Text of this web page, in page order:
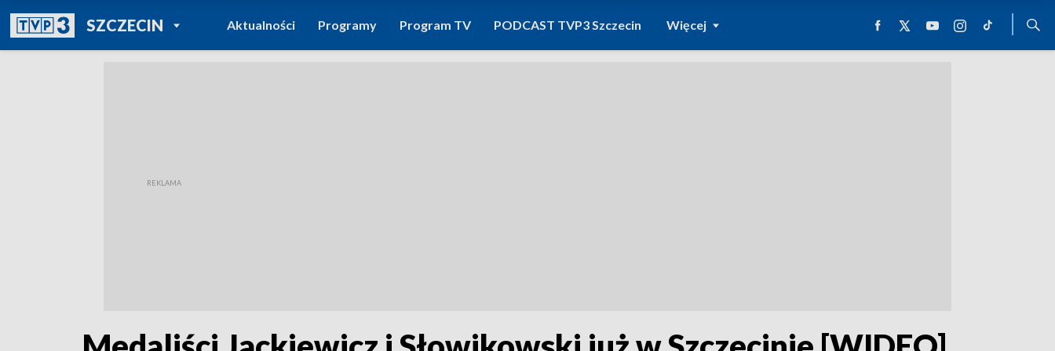
SZCZECINPOWRÓT DO
TVP REGIONY
Aktualności Programy Program TV PODCAST TVP3 Szczecin Więcej